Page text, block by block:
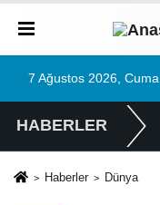
7 Ağustos 2026, Cuma
HABERLER
Haberler Dünya